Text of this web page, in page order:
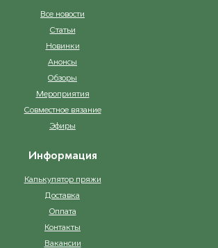
Все новости
Статьи
Новинки
Анонсы
Обзоры
Мероприятия
Совместное вязание
Эфиры
Информация
Калькулятор пряжи
Доставка
Оплата
Контакты
Вакансии